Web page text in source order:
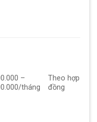
–
tháng
Theo hợp
đồng